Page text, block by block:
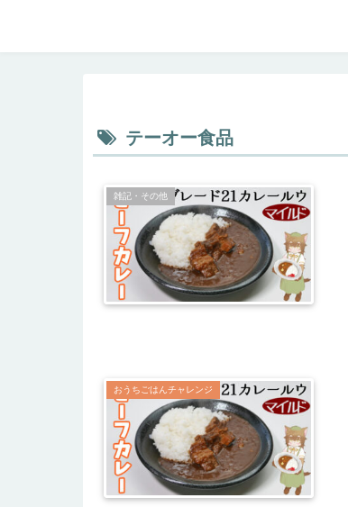
テーオー食品
雑記・その他
おうちごはんチャレンジ